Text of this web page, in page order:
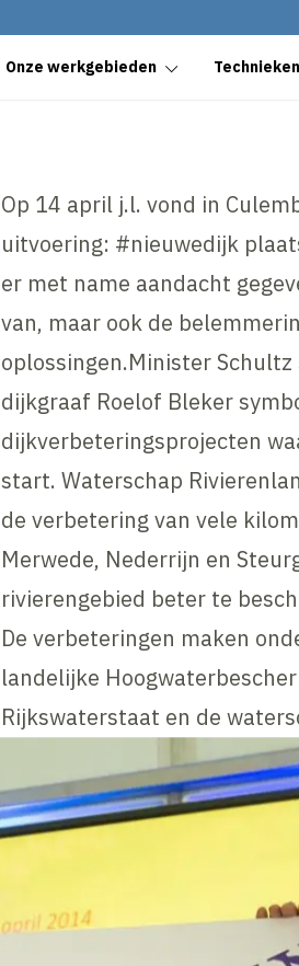
Onze werkgebieden Technieken
Op 14 april j.l. vond in
uitvoering: #nieuwedijk
er met name aandacht
van, maar ook de
oplossingen.Minister
dijkgraaf Roelof Bleker
dijkverbeteringsprojecten
start. Waterschap
de verbetering van vele
Merwede, Nederrijn en
rivierengebied beter te
De verbeteringen maken
landelijke
Rijkswaterstaat en de